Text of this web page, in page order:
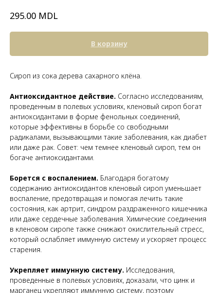
295.00 MDL
В корзину
Сироп из сока дерева сахарного клёна.
Антиоксидантное действие. Согласно исследованиям,
проведенным в полевых условиях, кленовый сироп богат
антиоксидантами в форме фенольных соединений,
которые эффективны в борьбе со свободными
радикалами, вызывающими такие заболевания, как диабет
или даже рак. Совет: чем темнее кленовый сироп, тем он
богаче антиоксидантами.
Борется с воспалением. Благодаря богатому
содержанию антиоксидантов кленовый сироп уменьшает
воспаление, предотвращая и помогая лечить такие
состояния, как артрит, синдром раздраженного кишечника
или даже сердечные заболевания. Химические соединения
в кленовом сиропе также снижают окислительный стресс,
который ослабляет иммунную систему и ускоряет процесс
старения.
Укрепляет иммунную систему. Исследования,
проведенные в полевых условиях, доказали, что цинк и
марганец укрепляют иммунную систему, поэтому